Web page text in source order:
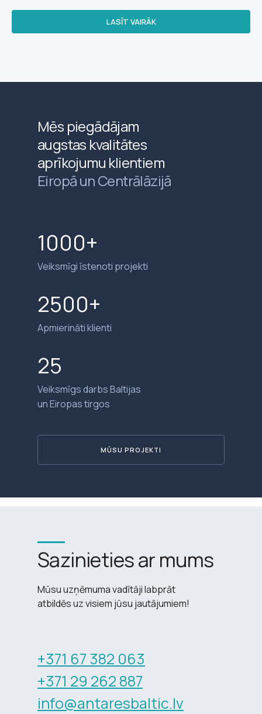
LASĪT VAIRĀK
Mēs piegādājam
augstas kvalitātes
aprīkojumu klientiem
Eiropā un Centrālāzijā
1000+
Veiksmīgi īstenoti projekti
MŪSU PROJEKTI
25
Veiksmīgs darbs Baltijas
un Eiropas tirgos
2500+
Apmierināti klienti
Mūsu uzņēmuma vadītāji labprāt
atbildēs uz visiem jūsu jautājumiem!
Sazinieties ar mums
+371 67 382 063
+371 29 262 887
info@antaresbaltic.lv